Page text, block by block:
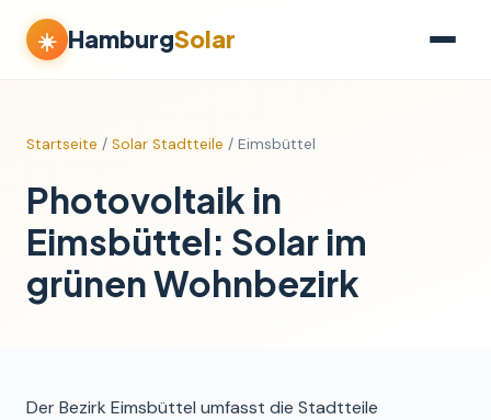
☀️ HamburgSolar
Startseite / Solar Stadtteile / Eimsbüttel
Photovoltaik in
Eimsbüttel: Solar im
grünen Wohnbezirk
Der Bezirk Eimsbüttel umfasst die Stadtteile